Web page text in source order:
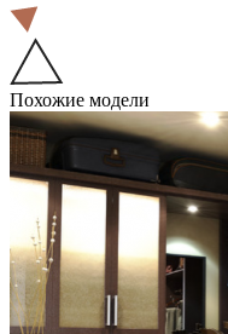
Похожие модели